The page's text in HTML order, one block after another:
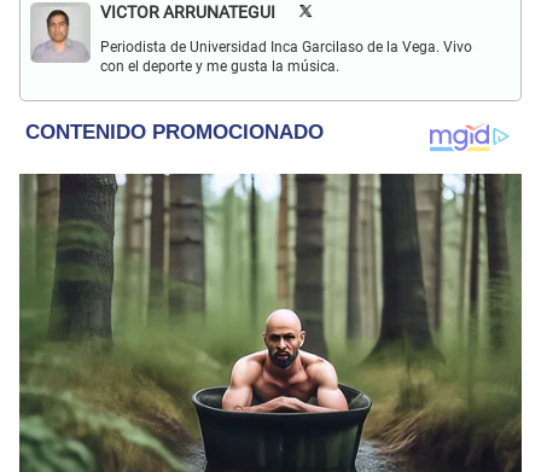
VICTOR ARRUNATEGUI
Periodista de Universidad Inca Garcilaso de la Vega. Vivo
con el deporte y me gusta la música.